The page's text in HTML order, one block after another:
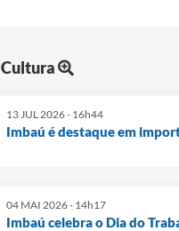
Cultura
13 JUL 2026 - 16h44
Imbaú é destaque em
04 MAI 2026 - 14h17
Imbaú celebra o Dia do